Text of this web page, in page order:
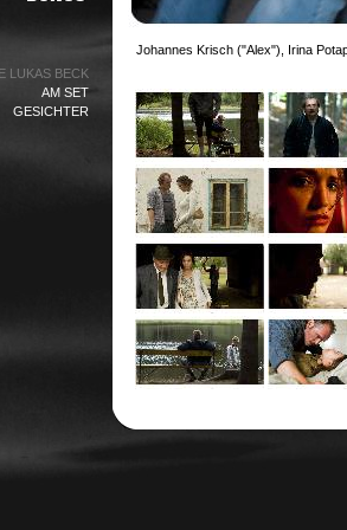
LUKAS BECK
AM SET
GESICHTER
Johannes Krisch ("Alex"), Irina